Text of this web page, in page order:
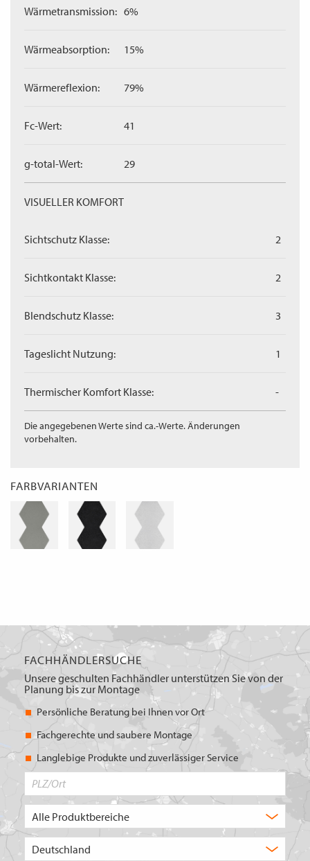
Wärmetransmission: 6%
Wärmeabsorption: 15%
Wärmereflexion: 79%
Fc-Wert: 41
g-total-Wert: 29
VISUELLER KOMFORT
Sichtschutz Klasse: 2
Sichtkontakt Klasse: 2
Blendschutz Klasse: 3
Tageslicht Nutzung: 1
Thermischer Komfort Klasse: -
Die angegebenen Werte sind ca.-Werte. Änderungen
vorbehalten.
FARBVARIANTEN
FACHHÄNDLERSUCHE
Unsere geschulten Fachhändler unterstützen Sie von der
Planung bis zur Montage
Persönliche Beratung bei Ihnen vor Ort
Fachgerechte und saubere Montage
Langlebige Produkte und zuverlässiger Service